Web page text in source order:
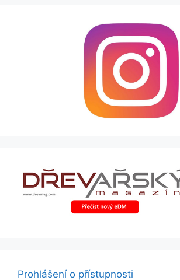
Prohlášení o přístupnosti